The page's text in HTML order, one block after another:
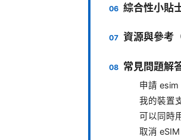
綜合性小貼
資源與參考
常見問題解
申請
我的裝置
可以同時
取消